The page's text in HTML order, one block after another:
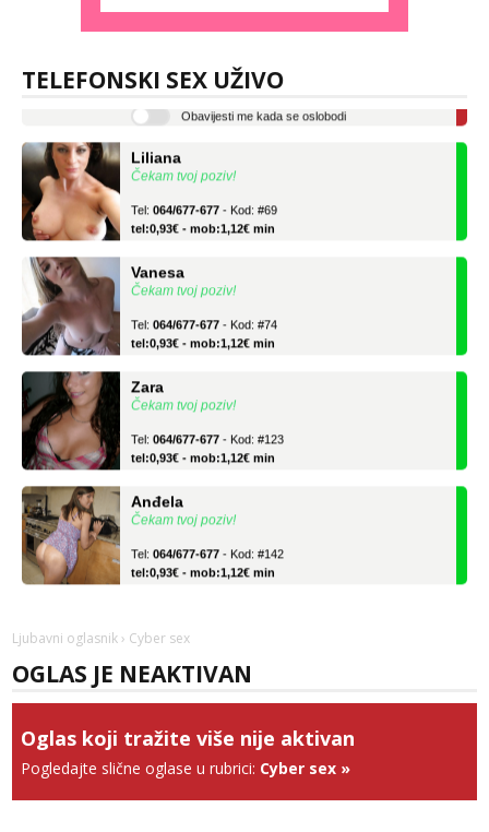
TELEFONSKI SEX UŽIVO
Lucija
Razgovaram :)
tel:0,93€ - mob:1,12€ min
Čekam tvoj poziv!
tel:0,93€ - mob:1,12€ min
Čekam tvoj poziv!
tel:0,93€ - mob:1,12€ min
Čekam tvoj poziv!
tel:0,93€ - mob:1,12€ min
Čekam tvoj poziv!
tel:0,93€ - mob:1,12€ min
tel:0,93€ - mob:1,12€ min
Liliana
Čekam tvoj poziv!
tel:0,93€ - mob:1,12€ min
Ljubavni oglasnik › Cyber sex
OGLAS JE NEAKTIVAN
Oglas koji tražite više nije aktivan
Pogledajte slične oglase u rubrici: Cyber sex »